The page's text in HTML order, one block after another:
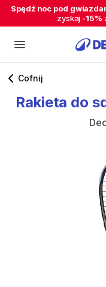
Spędź noc pod
zyskaj -15%
Cofnij
Rakieta do